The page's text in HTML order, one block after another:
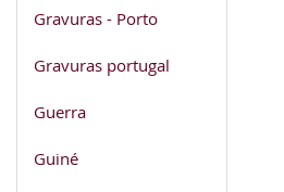
Gravuras - Porto
Gravuras portugal
Guerra
Guiné